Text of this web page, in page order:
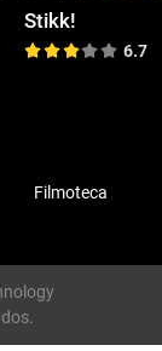
Stikk!
6.7
Filmoteca